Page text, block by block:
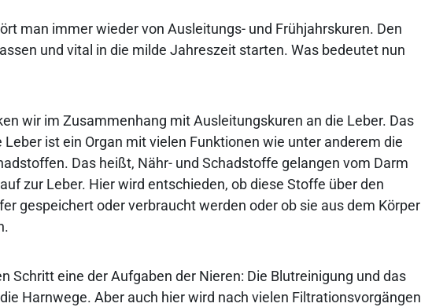
man immer wieder von Ausleitungs- und Frühjahrskuren. Den
und vital in die milde Jahreszeit starten. Was bedeutet nun
wir im Zusammenhang mit Ausleitungskuren an die Leber. Das
Leber ist ein Organ mit vielen Funktionen wie unter anderem die
Das heißt, Nähr- und Schadstoffe gelangen vom Darm
zur Leber. Hier wird entschieden, ob diese Stoffe über den
gespeichert oder verbraucht werden oder ob sie aus dem Körper
Schritt eine der Aufgaben der Nieren: Die Blutreinigung und das
Harnwege. Aber auch hier wird nach vielen Filtrationsvorgängen